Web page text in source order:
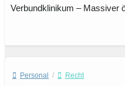
Verbundklinikum – Massiver
Personal /
Recht